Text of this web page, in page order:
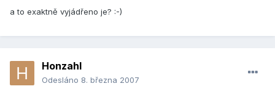
a to exaktně vyjádřeno je? :-)
Honzahl
Odesláno 8. března 2007